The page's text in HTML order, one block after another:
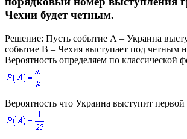
Чехии будет четным.
Решение: Пусть событие А – Украина
событие В – Чехия выступает под четным
Вероятность определяем по классической
Вероятность что Украина выступит первой